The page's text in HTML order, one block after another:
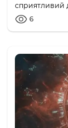
сприятливий
6